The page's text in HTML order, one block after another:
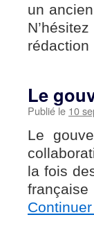
un
Le
Publié le 10
Le
la fois